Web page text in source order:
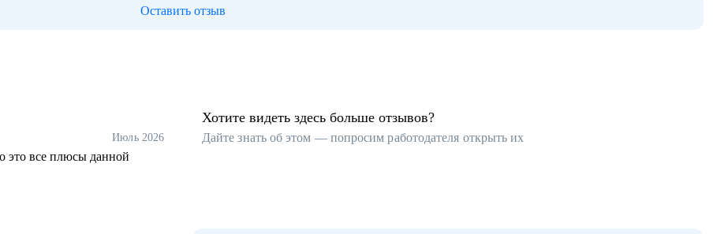
Оставить отзыв
Июль 2026
это все плюсы данной
Хотите видеть здесь больше отзывов?
Дайте знать об этом — попросим работодателя открыть их